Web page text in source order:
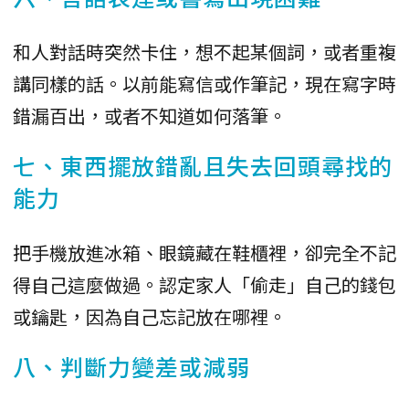
和人對話時突然卡住，想不起某個詞，或者重複
講同樣的話。以前能寫信或作筆記，現在寫字時
錯漏百出，或者不知道如何落筆。
七、東西擺放錯亂且失去回頭尋找的
能力
把手機放進冰箱、眼鏡藏在鞋櫃裡，卻完全不記
得自己這麼做過。認定家人「偷走」自己的錢包
或鑰匙，因為自己忘記放在哪裡。
八、判斷力變差或減弱